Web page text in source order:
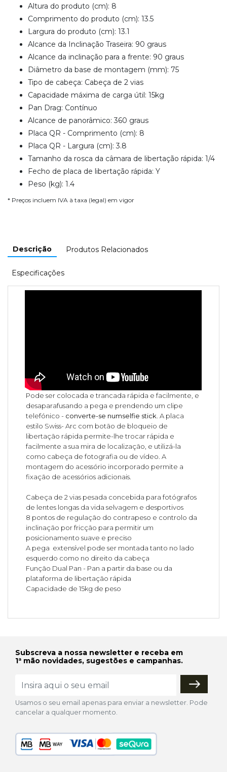
Altura do produto (cm): 8
Comprimento do produto (cm): 13.5
Largura do produto (cm): 13.1
Alcance da Inclinação Traseira: 90 graus
Alcance da inclinação para a frente: 90 graus
Diâmetro da base de montagem (mm): 75
Tipo de cabeça: Cabeça de 2 vias
Capacidade máxima de carga útil: 15kg
Pan Drag: Contínuo
Alcance de panorâmico: 360 graus
Placa QR - Comprimento (cm): 8
Placa QR - Largura (cm): 3.8
Tamanho da rosca da câmara de libertação rápida: 1/4
Fecho de placa de libertação rápida: Y
Peso (kg): 1.4
* Preços incluem IVA à taxa (legal) em vigor
Descrição Produtos Relacionados
Especificações
Pode ser colocada e trancada rápida e facilmente, e
desaparafusando a pega e prendendo um clipe
telefónico - converte-se numselfie stick . A placa
estilo Swiss- Arc com botão de bloqueio de
libertação rápida permite-lhe trocar rápida e
facilmente a sua mira de localização, e utilizá-la
como cabeça de fotografia ou de vídeo. A
montagem do acessório incorporado permite a
fixação de acessórios adicionais.
Cabeça de 2 vias pesada concebida para fotógrafos
de lentes longas da vida selvagem e desportivos
8 pontos de regulação do contrapeso e controlo da
inclinação por fricção para permitir um
posicionamento suave e preciso
A pega extensível pode ser montada tanto no lado
esquerdo como no direito da cabeça
Função Dual Pan - Pan a partir da base ou da
plataforma de libertação rápida
Capacidade de 15kg de peso
Subscreva a nossa newsletter e receba em
1ª mão novidades, sugestões e campanhas.
Usamos o seu email apenas para enviar a newsletter. Pode
cancelar a qualquer momento.